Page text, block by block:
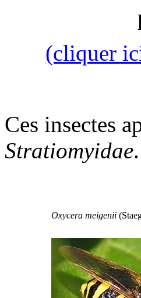
(cliquer
Ces insectes
Stratiomyidae.
Oxycera meigenii